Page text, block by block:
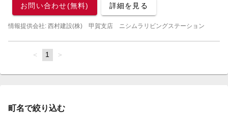
お問い合わせ(無料) 詳細を見る
情報提供会社: 西村建設(株) 甲賀支店 ニシムラリビングステーション
page
You're
page
1 page
町名で絞り込む